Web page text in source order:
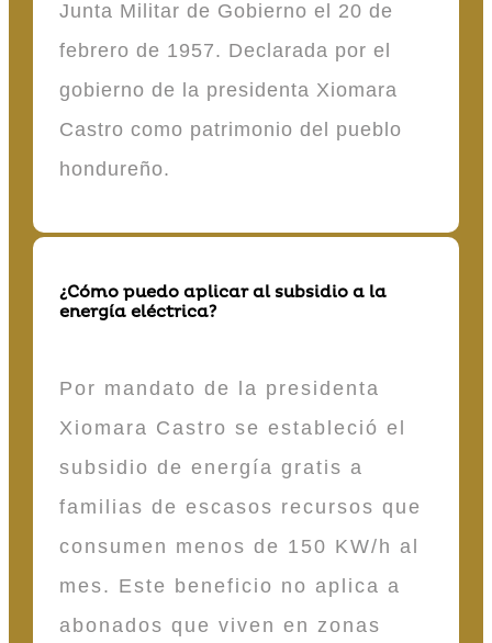
Junta Militar de Gobierno el 20 de
febrero de 1957. Declarada por el
gobierno de la presidenta Xiomara
Castro como patrimonio del pueblo
hondureño.
¿Cómo puedo aplicar al subsidio a la
energía eléctrica?
Por mandato de la presidenta
Xiomara Castro se estableció el
subsidio de energía gratis a
familias de escasos recursos que
consumen menos de 150 KW/h al
mes. Este beneficio no aplica a
abonados que viven en zonas